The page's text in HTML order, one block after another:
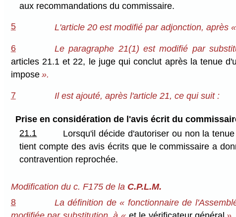
aux recommandations du commissaire.
5 L'article 20 est modifié par adjonction, après «
6 Le paragraphe 21(1) est modifié par
articles 21.1 et 22, le juge qui conclut après la tenue
impose».
7 Il est ajouté, après l'article 21, ce qui suit :
Prise en considération de l'avis écrit du
21.1
Lorsqu'il décide d'autoriser ou non la
tient compte des avis écrits que le commissaire a
contravention reprochée.
Modification du c. F175 de la C.P.L.M.
8
La définition de « fonctionnaire de